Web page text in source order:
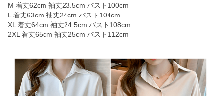
M 着丈62cm 袖丈23.5cm バスト100cm
L 着丈63cm 袖丈24cm バスト104cm
XL 着丈64cm 袖丈24.5cm バスト108cm
2XL 着丈65cm 袖丈25cm バスト112cm